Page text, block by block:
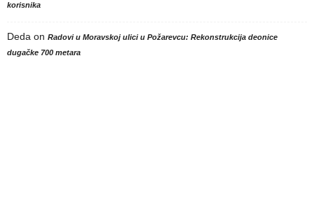
korisnika
Deda on Radovi u Moravskoj ulici u Požarevcu: Rekonstrukcija deonice
dugačke 700 metara